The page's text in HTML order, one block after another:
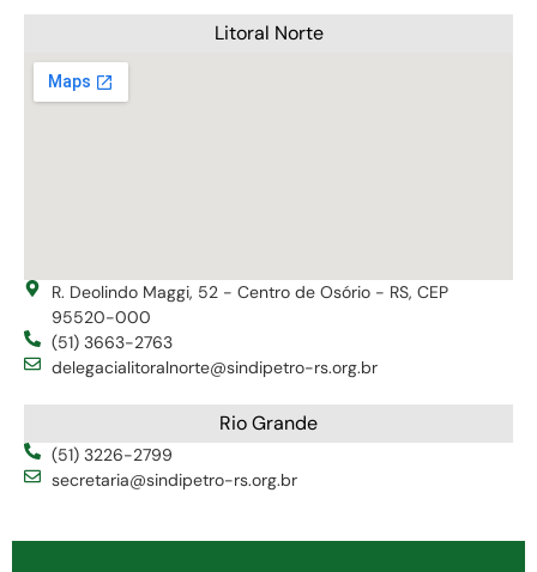
Litoral Norte
R. Deolindo Maggi, 52 - Centro de Osório - RS, CEP
95520-000
(51) 3663-2763
delegacialitoralnorte@sindipetro-rs.org.br
Rio Grande
(51) 3226-2799
secretaria@sindipetro-rs.org.br